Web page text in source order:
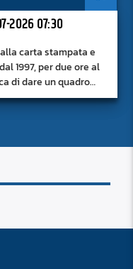
2026 07:30
carta stampata e
1997, per due ore al
di dare un quadro
senza fermarsi alla